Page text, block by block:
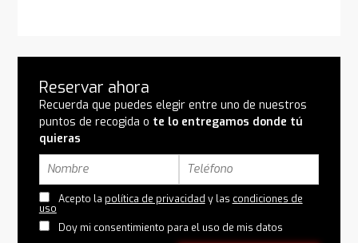
Reservar ahora
Recuerda que puedes elegir entre uno de nuestros
puntos de recogida o te lo entregamos donde tú
quieras
Acepto la política de privacidad y las condiciones de
uso
Doy mi consentimiento para el uso de mis datos